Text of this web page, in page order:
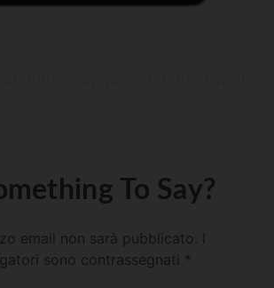
To Say?
email non sarà pubblicato.
sono contrassegnati *